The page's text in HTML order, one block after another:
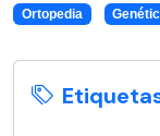
Ortopedia